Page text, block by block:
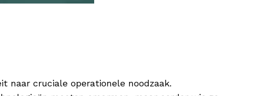
naar cruciale operationele noodzaak.